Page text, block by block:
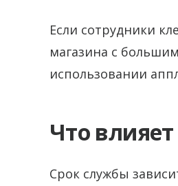
Если сотрудники
магазина с
использовании
Что
Срок службы